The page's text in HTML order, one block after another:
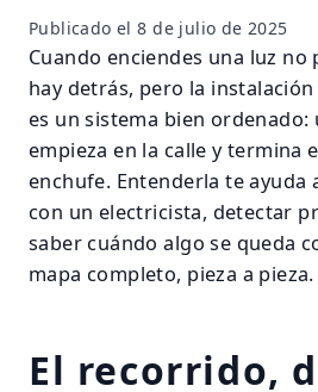
Publicado el8 de julio de 2025
Cuando enciendes una luz no
hay detrás, pero la
es un sistema bien ordenado:
empieza en la calle y termina
enchufe. Entenderla te ayuda
con un electricista, detectar
saber cuándo algo se queda
mapa completo, pieza a pieza.
El recorrido,